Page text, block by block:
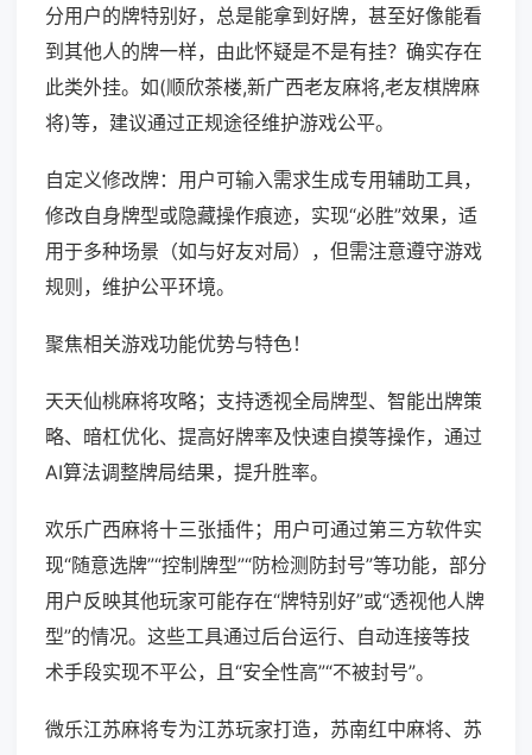
分用户的牌特别好，总是能拿到好牌，甚至好像能看
到其他人的牌一样，由此怀疑是不是有挂？确实存在
此类外挂。如(顺欣茶楼,新广西老友麻将,老友棋牌麻
将)等，建议通过正规途径维护游戏公平。
自定义修改牌：用户可输入需求生成专用辅助工具，
修改自身牌型或隐藏操作痕迹，实现“必胜”效果，适
用于多种场景（如与好友对局），但需注意遵守游戏
规则，维护公平环境。
聚焦相关游戏功能优势与特色！
天天仙桃麻将攻略；支持透视全局牌型、智能出牌策
略、暗杠优化、提高好牌率及快速自摸等操作，通过
AI算法调整牌局结果，提升胜率。
欢乐广西麻将十三张插件；用户可通过第三方软件实
现“随意选牌”“控制牌型”“防检测防封号”等功能，部分
用户反映其他玩家可能存在“牌特别好”或“透视他人牌
型”的情况。这些工具通过后台运行、自动连接等技
术手段实现不平公，且“安全性高”“不被封号”。
微乐江苏麻将专为江苏玩家打造，苏南红中麻将、苏